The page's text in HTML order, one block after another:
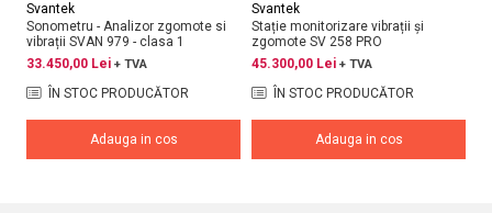
Svantek
Sonometru - Analizor zgomote si
vibrații SVAN 979 - clasa 1
33.450,00 Lei + TVA
ÎN STOC PRODUCĂTOR
Adauga in cos
Svantek
Stație monitorizare vibrații și
zgomote SV 258 PRO
45.300,00 Lei + TVA
ÎN STOC PRODUCĂTOR
Adauga in cos